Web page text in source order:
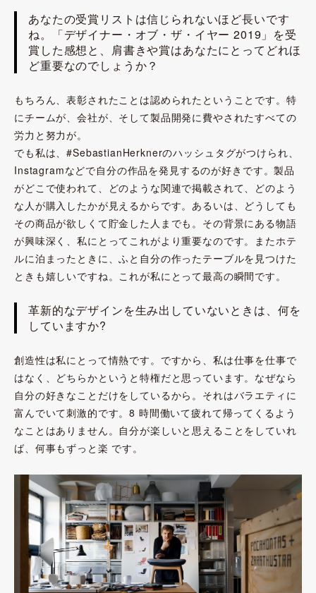
あなたの受賞リストは信じられないほど長いです
ね。「デザイナー・オブ・ザ・イヤー 2019」を受
賞した感想と、肩書きや賞はあなたにとってどれほ
ど重要なのでしょうか？
もちろん、表彰されたことは認められたということです。特
にチームが、会社が、そして製品開発に費やされたすべての
労力と努力が。
でも私は、#SebastianHerknerのハッシュタグがつけられ、
Instagramなどで自分の作品を発見するのが好きです。製品
がどこで使われて、どのような関連で掲載されて、どのよう
な人が購入したかが見えるからです。あるいは、どうしても
その商品が欲しくて貯金した人までも。その背景にある物語
が興味深く、私にとってこれがより重要なのです。またホテ
ルに泊まったときに、ふと自分の作ったテーブルを見つけた
ときも嬉しいですね。これが私にとって最高の瞬間です。
革新的なデザインを生み出していないときは、何を
していますか?
創造性は私にとって情熱です。ですから、私は仕事を仕事で
はなく、どちらかというと特権だと思っています。なぜなら
自分の好きなことだけをしているから。それはバラエティに
富んでいて刺激的です。8 時間働いて疲れて帰ってくるよう
なことはありません。自分が楽しいと思えることをしていれ
ば、何事もずっと楽 です。